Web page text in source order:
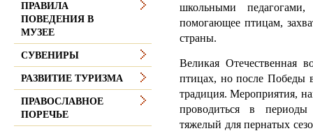
школьными
помогающее птицам,
страны.
Великая Отечественная
птицах, но после Победы
традиция. Мероприятия,
проводиться в
тяжелый для пернатых
ПРАВИЛА
ПОВЕДЕНИЯ В
МУЗЕЕ
СУВЕНИРЫ
РАЗВИТИЕ ТУРИЗМА
ПРАВОСЛАВНОЕ
ПОРЕЧЬЕ